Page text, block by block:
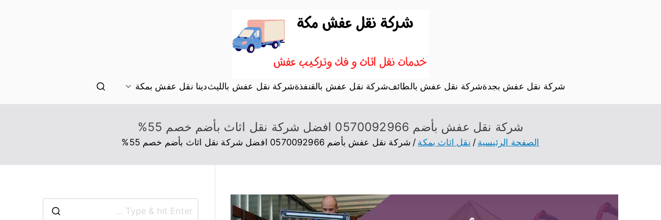
نقل اثاث بمكة
موقع آخر في نقل عفش شركة نقل عفش بجدةشركة نقل عفش بالطائفشركة نقل عفش بالقنفذةشركة نقل عفش بالليثدينا نقل عفش بمكة
شركة نقل عفش بأضم 0570092966 افضل شركة نقل اثاث بأضم خصم 55%
الصفحة الرئيسية نقل اثاث بمكة شركة نقل عفش بأضم 0570092966 افضل شركة نقل اثاث بأضم خصم 55%